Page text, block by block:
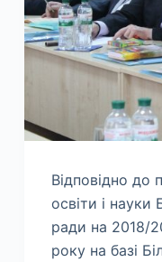
Відповідно до
освіти і науки
ради на 2018/
року на базі